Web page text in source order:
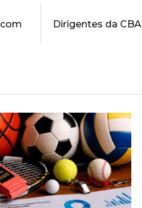
Dirigentes da